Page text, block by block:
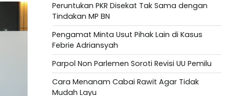
Peruntukan PKR Disekat Tak Sama dengan
Tindakan MP BN
Pengamat Minta Usut Pihak Lain di Kasus
Febrie Adriansyah
Parpol Non Parlemen Soroti Revisi UU Pemilu
Cara Menanam Cabai Rawit Agar Tidak
Mudah Layu